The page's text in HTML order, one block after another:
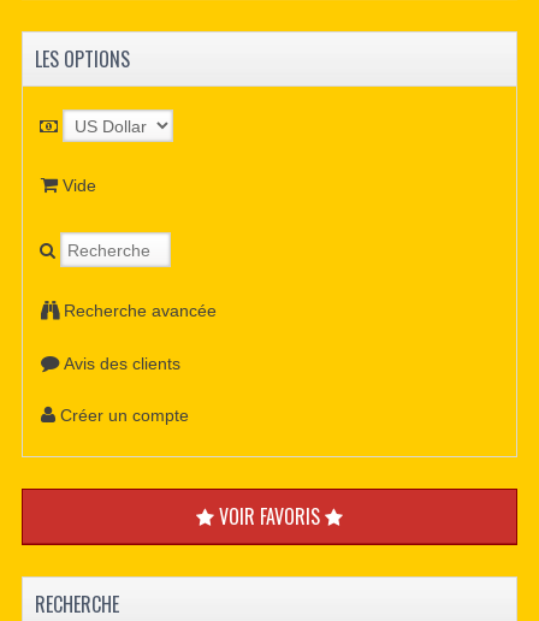
LES OPTIONS
Vide
Recherche avancée
Avis des clients
Créer un compte
VOIR FAVORIS
RECHERCHE